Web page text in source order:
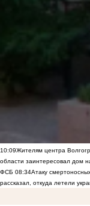
10:09Жителям центра
области заинтересовал дом
ФСБ 08:34Атаку
рассказал, откуда летели